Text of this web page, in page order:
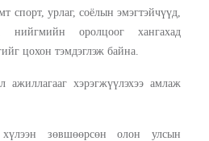
спорт, урлаг, соёлын эмэгтэйчүүд,
нийгмийн оролцоог хангахад
цохон тэмдэглэж байна.
ажиллагааг хэрэгжүүлэхээ амлаж
зөвшөөрсөн олон улсын